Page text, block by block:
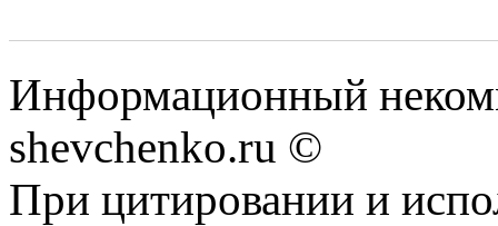
Информационный
shevchenko.ru ©
При цитировании и